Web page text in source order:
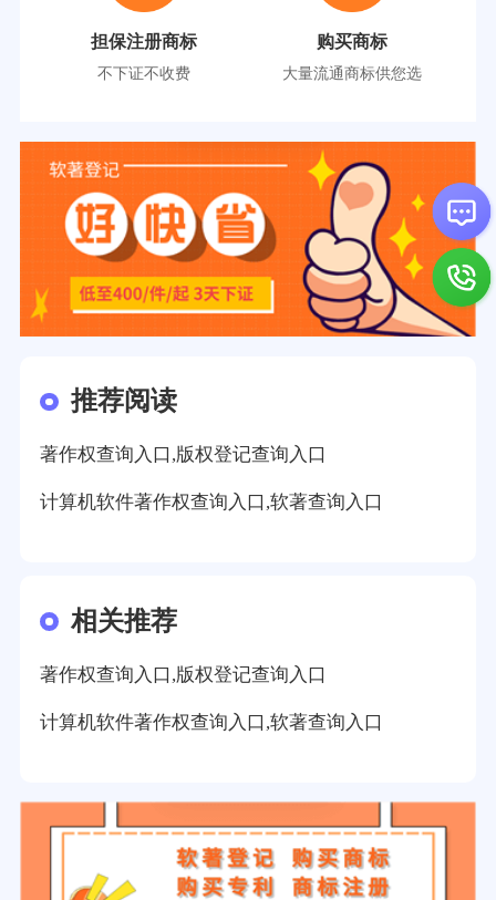
担保注册商标
不下证不收费
购买商标
大量流通商标供您选
推荐阅读
著作权查询入口,版权登记查询入口
计算机软件著作权查询入口,软著查询入口
相关推荐
著作权查询入口,版权登记查询入口
计算机软件著作权查询入口,软著查询入口